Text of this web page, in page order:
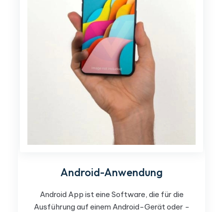
Android-Anwendung
Android App ist eine Software, die für die
Ausführung auf einem Android-Gerät oder -